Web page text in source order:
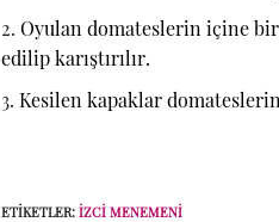
Oyulan domateslerin içine
edilip karıştırılır.
Kesilen kapaklar
ETIKETLER: IZCI MENEMENI